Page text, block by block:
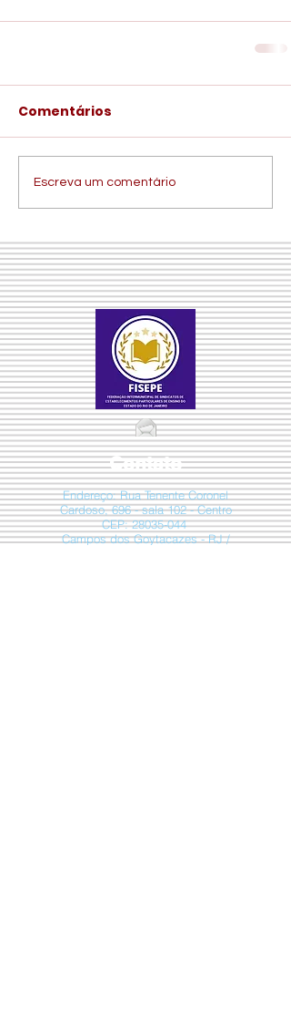
Comentários
Escreva um comentário
Contato
Endereço: Rua Tenente Coronel
Cardoso, 696 - sala 102 - Centro
CEP:28035-044
Campos dos Goytacazes - RJ /